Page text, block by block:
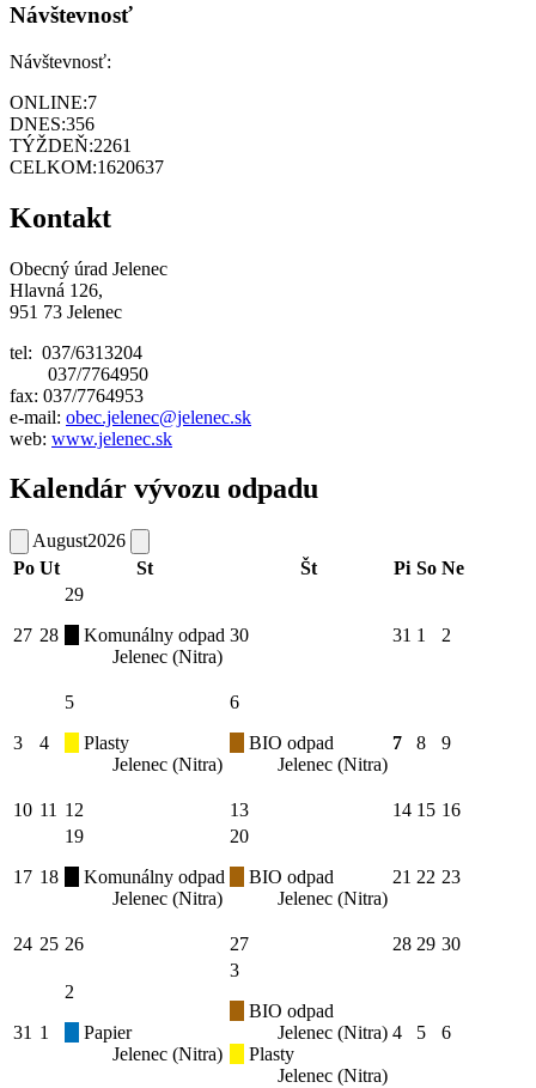
Návštevnosť
Návštevnosť:
ONLINE:7
DNES:356
TÝŽDEŇ:2261
CELKOM:1620637
Kontakt
Obecný úrad Jelenec
Hlavná 126,
951 73 Jelenec
tel: 037/6313204
037/7764950
fax: 037/7764953
e-mail: obec.jelenec@jelenec.sk
web: www.jelenec.sk
Kalendár vývozu odpadu
August2026
Po Ut St Št Pi So Ne
27 28
29
Komunálny odpad
Jelenec (Nitra)
30 31 1 2
3 4
5
Plasty
Jelenec (Nitra)
6
BIO odpad
Jelenec (Nitra)
7 8 9
10 11 12 13 14 15 16
17 18
19
Komunálny odpad
Jelenec (Nitra)
20
BIO odpad
Jelenec (Nitra)
21 22 23
24 25 26 27 28 29 30
31 1
2
Papier
Jelenec (Nitra)
3
BIO odpad
Jelenec (Nitra)
Plasty
Jelenec (Nitra)
4 5 6